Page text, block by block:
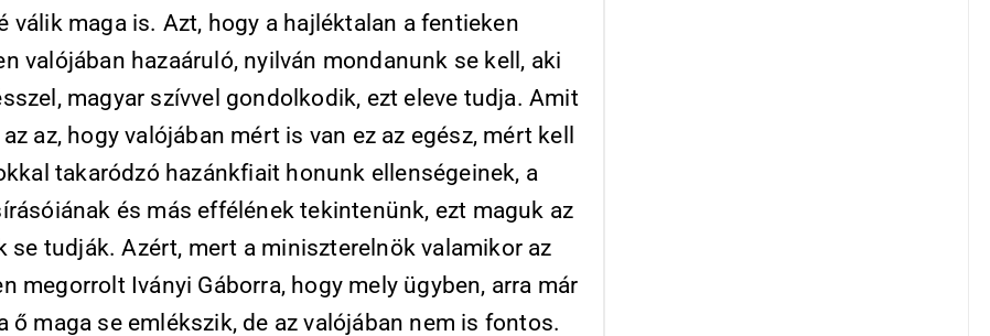
válik maga is. Azt, hogy a hajléktalan a fentieken
valójában hazaáruló, nyilván mondanunk se kell, aki
magyar szívvel gondolkodik, ezt eleve tudja. Amit
az, hogy valójában mért is van ez az egész, mért kell
takaródzó hazánkfiait honunk ellenségeinek, a
és más effélének tekintenünk, ezt maguk az
se tudják. Azért, mert a miniszterelnök valamikor az
megorrolt Iványi Gáborra, hogy mely ügyben, arra már
ő maga se emlékszik, de az valójában nem is fontos.